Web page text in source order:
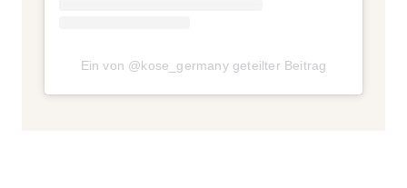
Ein von @kose_germany geteilter Beitrag